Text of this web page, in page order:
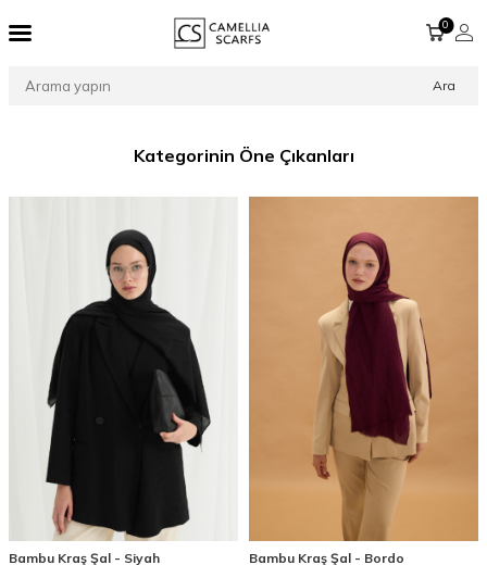
Ara
0
Kategorinin Öne Çıkanları
Bambu Kraş Şal - Siyah Bambu Kraş Şal - Bordo